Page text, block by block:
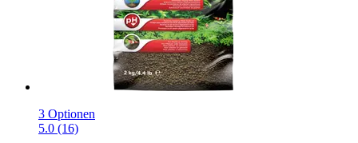
3 Optionen
5.0 (16)